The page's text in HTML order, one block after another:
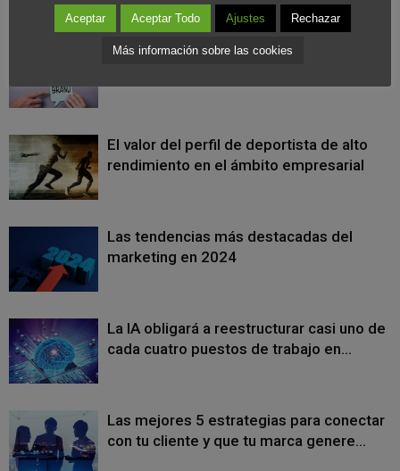
Un “simple” logotipo y su impacto en la
El valor del perfil de deportista de alto
rendimiento en el ámbito empresarial
Las tendencias más destacadas del
marketing en 2024
La IA obligará a reestructurar casi uno de
cada cuatro puestos de trabajo en...
Las mejores 5 estrategias para conectar
con tu cliente y que tu marca genere...
Aceptar Aceptar Todo Ajustes Rechazar
Más información sobre las cookies